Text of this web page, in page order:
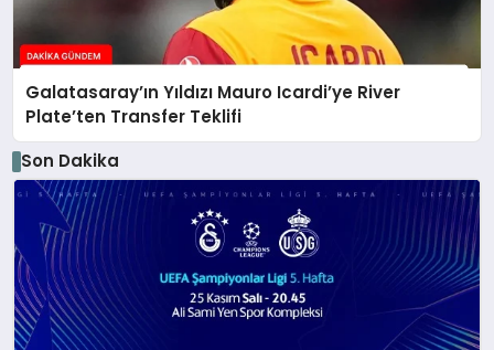
Galatasaray’ın Yıldızı Mauro Icardi’ye River
Plate’ten Transfer Teklifi
Son Dakika